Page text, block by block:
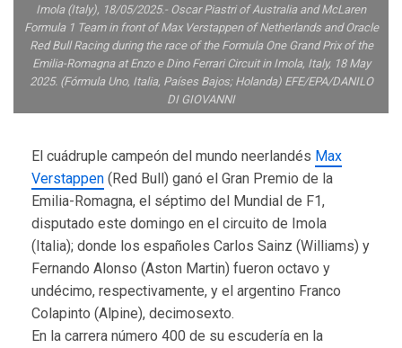
Imola (Italy), 18/05/2025.- Oscar Piastri of Australia and McLaren
Formula 1 Team in front of Max Verstappen of Netherlands and Oracle
Red Bull Racing during the race of the Formula One Grand Prix of the
Emilia-Romagna at Enzo e Dino Ferrari Circuit in Imola, Italy, 18 May
2025. (Fórmula Uno, Italia, Países Bajos; Holanda) EFE/EPA/DANILO
DI GIOVANNI
El cuádruple campeón del mundo neerlandés Max
Verstappen (Red Bull) ganó el Gran Premio de la
Emilia-Romagna, el séptimo del Mundial de F1,
disputado este domingo en el circuito de Imola
(Italia); donde los españoles Carlos Sainz (Williams) y
Fernando Alonso (Aston Martin) fueron octavo y
undécimo, respectivamente, y el argentino Franco
Colapinto (Alpine), decimosexto.
En la carrera número 400 de su escudería en la